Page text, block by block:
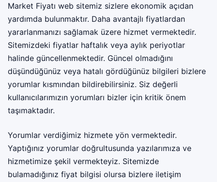
Market Fiyatı web sitemiz sizlere ekonomik açıdan
yardımda bulunmaktır. Daha avantajlı fiyatlardan
yararlanmanızı sağlamak üzere hizmet vermektedir.
Sitemizdeki fiyatlar haftalık veya aylık periyotlar
halinde güncellenmektedir. Güncel olmadığını
düşündüğünüz veya hatalı gördüğünüz bilgileri bizlere
yorumlar kısmından bildirebilirsiniz. Siz değerli
kullanıcılarımızın yorumları bizler için kritik önem
taşımaktadır.
Yorumlar verdiğimiz hizmete yön vermektedir.
Yaptığınız yorumlar doğrultusunda yazılarımıza ve
hizmetimize şekil vermekteyiz. Sitemizde
bulamadığınız fiyat bilgisi olursa bizlere iletişim